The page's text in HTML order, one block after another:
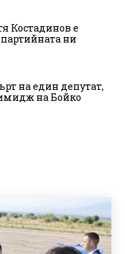
Костадинов е
ни
на един депутат,
на Бойко